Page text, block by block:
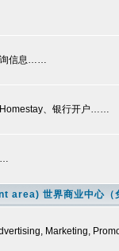
询信息……
Homestay、银行开户……
世界商业中心（
Marketing,